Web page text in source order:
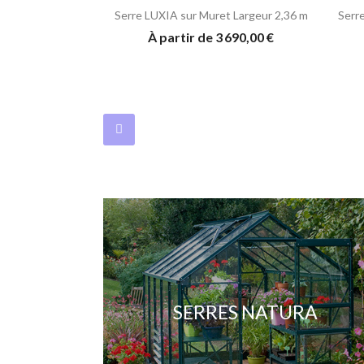
Serre LUXIA sur Muret Largeur 2,36 m
À partir de 3 690,00 €
SERRES NATURA